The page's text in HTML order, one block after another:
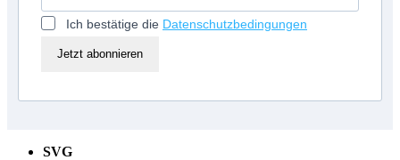
Ich bestätige die Datenschutzbedingungen
Jetzt abonnieren
SVG